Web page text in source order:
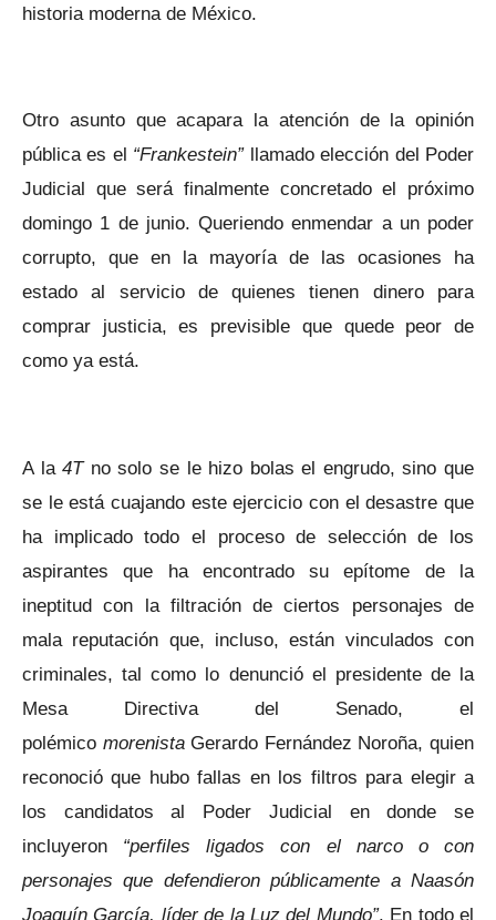
historia moderna de México.
Otro asunto que acapara la atención de la opinión
pública es el “Frankestein” llamado elección del Poder
Judicial que será finalmente concretado el próximo
domingo 1 de junio. Queriendo enmendar a un poder
corrupto, que en la mayoría de las ocasiones ha
estado al servicio de quienes tienen dinero para
comprar justicia, es previsible que quede peor de
como ya está.
A la 4T no solo se le hizo bolas el engrudo, sino que
se le está cuajando este ejercicio con el desastre que
ha implicado todo el proceso de selección de los
aspirantes que ha encontrado su epítome de la
ineptitud con la filtración de ciertos personajes de
mala reputación que, incluso, están vinculados con
criminales, tal como lo denunció el presidente de la
Mesa Directiva del Senado, el
polémico morenista Gerardo Fernández Noroña, quien
reconoció que hubo fallas en los filtros para elegir a
los candidatos al Poder Judicial en donde se
incluyeron
“perfiles ligados con el narco o con
personajes que defendieron públicamente a Naasón
Joaquín García, líder de la Luz del Mundo”. En todo el